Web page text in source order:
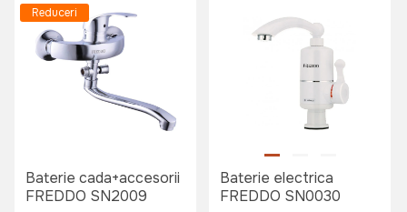
Reduceri
Baterie cada+accesorii
FREDDO SN2009
Baterie electrica
FREDDO SN0030